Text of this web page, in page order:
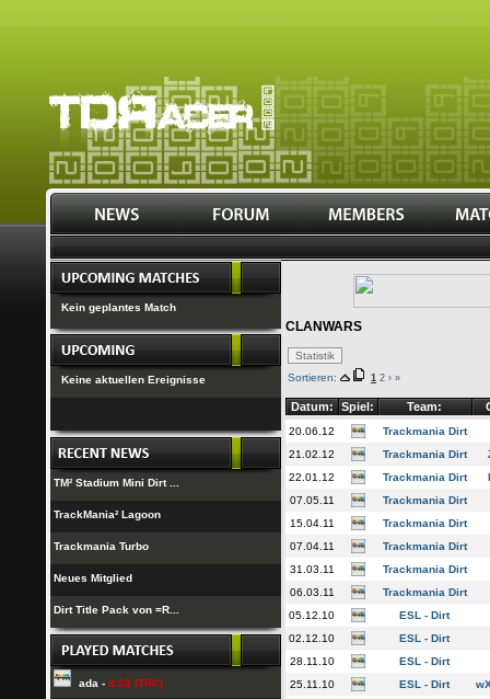
Kein geplantes Match
Keine aktuellen Ereignisse
TM² Stadium Mini Dirt ...
TrackMania² Lagoon
Trackmania Turbo
Neues Mitglied
Dirt Title Pack von =R...
ada - 8:28 (TRC)
CLANWARS
Sortieren: 1 2 › »
Datum: Spiel: Team:
20.06.12
Trackmania Dirt
21.02.12
Trackmania Dirt
22.01.12
Trackmania Dirt
07.05.11
Trackmania Dirt
15.04.11
Trackmania Dirt
07.04.11
Trackmania Dirt
31.03.11
Trackmania Dirt
06.03.11
Trackmania Dirt
05.12.10
ESL - Dirt
02.12.10
ESL - Dirt
28.11.10
ESL - Dirt
25.11.10
ESL - Dirt